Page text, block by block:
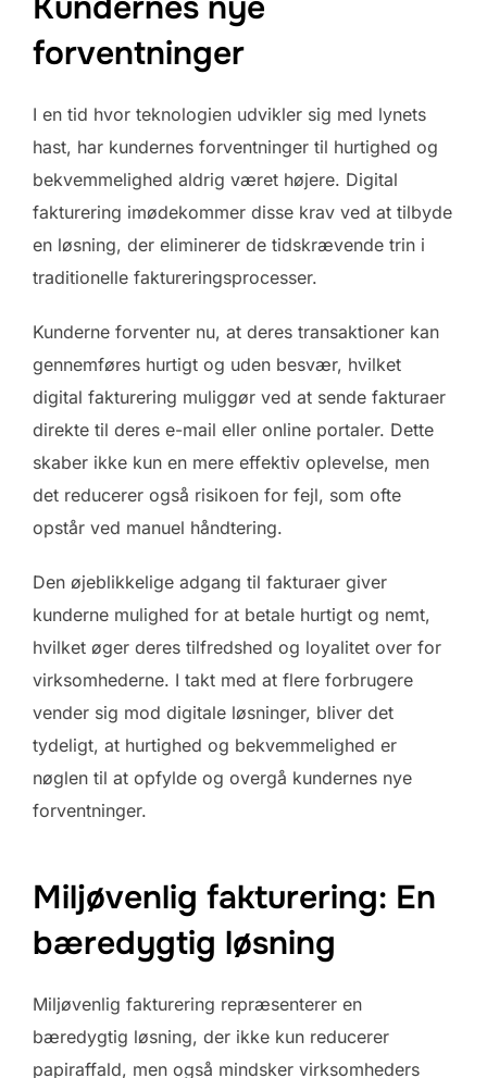
forventninger
I en tid hvor teknologien udvikler sig med lynets
hast, har kundernes forventninger til hurtighed og
bekvemmelighed aldrig været højere. Digital
fakturering imødekommer disse krav ved at tilbyde
en løsning, der eliminerer de tidskrævende trin i
traditionelle faktureringsprocesser.
Kunderne forventer nu, at deres transaktioner kan
gennemføres hurtigt og uden besvær, hvilket
digital fakturering muliggør ved at sende fakturaer
direkte til deres e-mail eller online portaler. Dette
skaber ikke kun en mere effektiv oplevelse, men
det reducerer også risikoen for fejl, som ofte
opstår ved manuel håndtering.
Den øjeblikkelige adgang til fakturaer giver
kunderne mulighed for at betale hurtigt og nemt,
hvilket øger deres tilfredshed og loyalitet over for
virksomhederne. I takt med at flere forbrugere
vender sig mod digitale løsninger, bliver det
tydeligt, at hurtighed og bekvemmelighed er
nøglen til at opfylde og overgå kundernes nye
forventninger.
Miljøvenlig fakturering: En
bæredygtig løsning
Miljøvenlig fakturering repræsenterer en
bæredygtig løsning, der ikke kun reducerer
papiraffald, men også mindsker virksomheders